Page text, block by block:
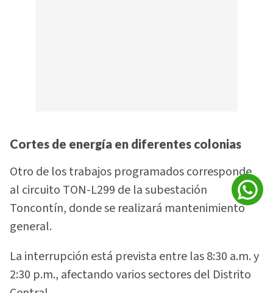
Cortes de energía en diferentes colonias
Otro de los trabajos programados corresponde
al circuito TON-L299 de la subestación
Toncontín, donde se realizará mantenimiento
general.
La interrupción está prevista entre las 8:30 a.m. y
2:30 p.m., afectando varios sectores del Distrito